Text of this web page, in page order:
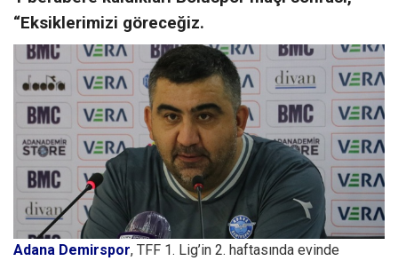
“Eksiklerimizi göreceğiz.
Adana Demirspor, TFF 1. Lig’in 2. haftasında evinde